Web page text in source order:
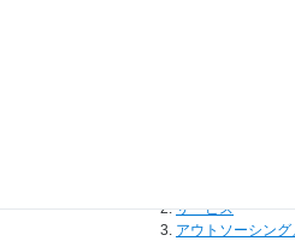
サービス
アウトソーシング